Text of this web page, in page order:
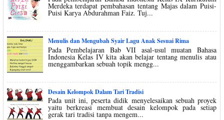
Merdeka terdapat pembahasan tentang Majas dalam Puisi-
Puisi Karya Abdurahman Faiz. Tuj...
Menulis dan Mengubah Syair Lagu Anak Sesuai Rima
Pada Pembelajaran Bab VII asal-usul muatan Bahasa
Indonesia Kelas IV kita akan belajar tentang menulis atau
menggambarkan sebuah topik mengg...
Desain Kelompok Dalam Tari Tradisi
Pada unit ini, peserta didik menyelesaikan sebuah proyek
yaitu berkreasi membuat desain kelompok pada setiap
gerak tari tradisi tanpa mengem...